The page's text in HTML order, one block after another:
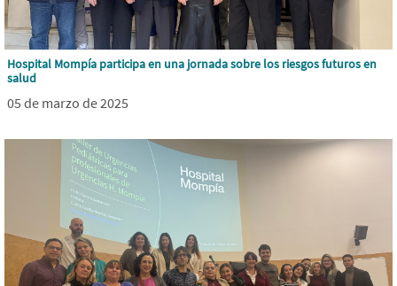
Hospital Mompía participa en una jornada sobre los riesgos futuros en
salud
05 de marzo de 2025